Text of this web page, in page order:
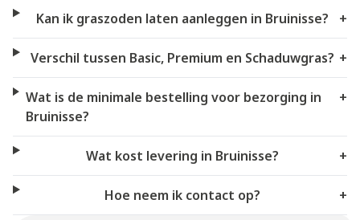
Kan ik graszoden laten aanleggen in Bruinisse? +
Verschil tussen Basic, Premium en Schaduwgras? +
Wat is de minimale bestelling voor bezorging in
Bruinisse?
+
Wat kost levering in Bruinisse? +
Hoe neem ik contact op? +